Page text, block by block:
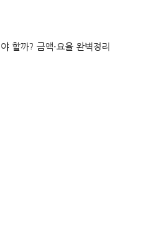
할까? 금액·요율 완벽정리